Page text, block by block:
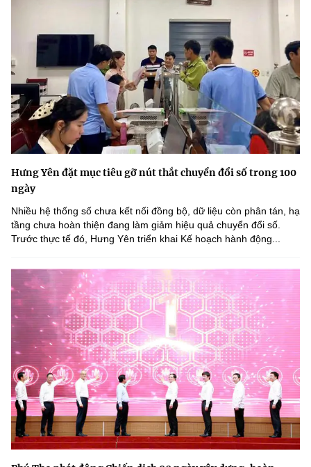
Hưng Yên đặt mục tiêu gỡ nút thắt chuyển đổi số trong 100
ngày
Nhiều hệ thống số chưa kết nối đồng bộ, dữ liệu còn phân tán, hạ
tầng chưa hoàn thiện đang làm giảm hiệu quả chuyển đổi số.
Trước thực tế đó, Hưng Yên triển khai Kế hoạch hành động...